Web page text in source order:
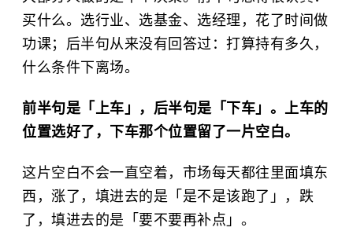
买什么。选行业、选基金、选经理，花了时间做
功课；后半句从来没有回答过：打算持有多久，
什么条件下离场。
前半句是「上车」，后半句是「下车」。上车的
位置选好了，下车那个位置留了一片空白。
这片空白不会一直空着，市场每天都往里面填东
西，涨了，填进去的是「是不是该跑了」，跌
了，填进去的是「要不要再补点」。